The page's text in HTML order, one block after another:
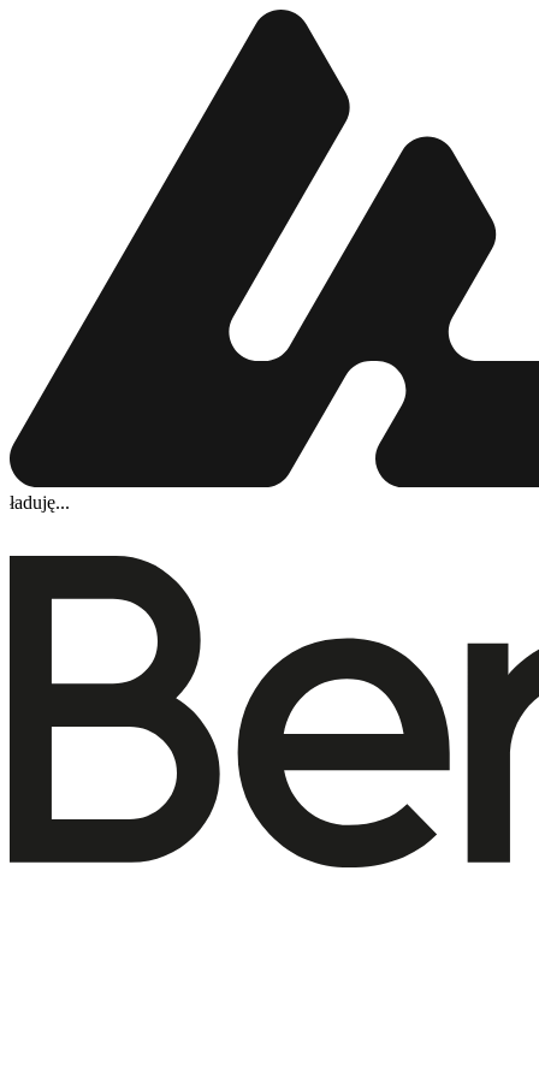
ładuję...